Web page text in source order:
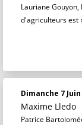
Lauriane
d'agriculteurs est
Dimanche 7 Juin
Maxime Lledo
Patrice